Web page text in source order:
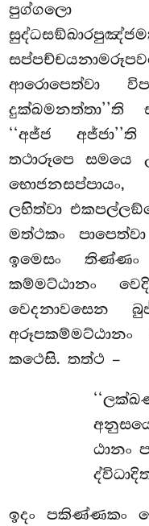
ආරොපෙත්වා
‘‘අජ්ජ
තථාරූපෙ සමයෙ
ලභිත්වා
මත්ථකං
ඉමෙසං තිණ්ණං
කම්මට්ඨානං
වෙදනාවසෙන
කථෙසි. තත්ථ –
ඨානං
ඉදං පකිණ්ණකං